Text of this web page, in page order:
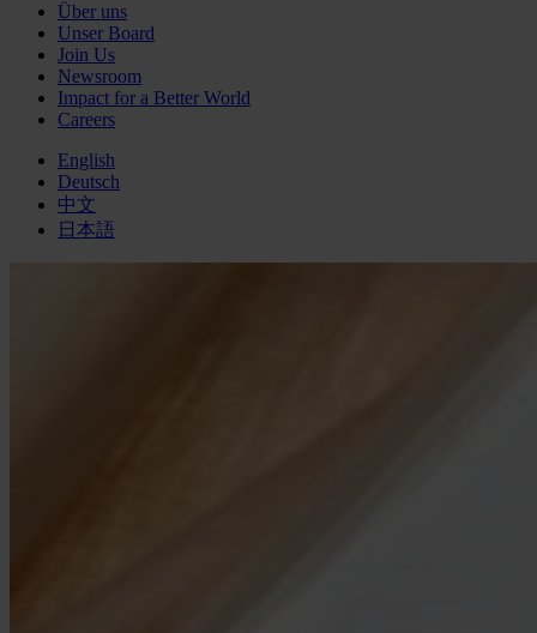
Über uns
Unser Board
Join Us
Newsroom
Impact for a Better World
Careers
English
Deutsch
中文
日本語